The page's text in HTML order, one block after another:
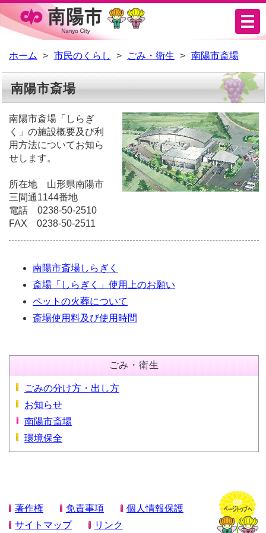
ニ
ー
ホーム 市民のくらし ごみ・衛生 南陽市斎場
南陽市斎場
南陽市斎場「しらぎ
く」の施設概要及び利
用方法についてお知ら
せします。
所在地 山形県南陽市
三間通1144番地
電話 0238-50-2510
FAX 0238-50-2511
南陽市斎場しらぎく
斎場「しらぎく」使用上のお願い
ペットの火葬について
斎場使用料及び使用時間
ごみ・衛生
ごみの分け方・出し方
お知らせ
南陽市斎場
環境保全
著作権 免責事項
個人情報保護
サイトマップ
リンク